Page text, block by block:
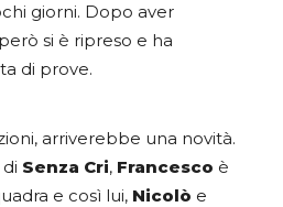
giorni. Dopo aver
si è ripreso e ha
di prove.
arriverebbe una novità.
Senza Cri, Francesco è
e così lui, Nicolò e